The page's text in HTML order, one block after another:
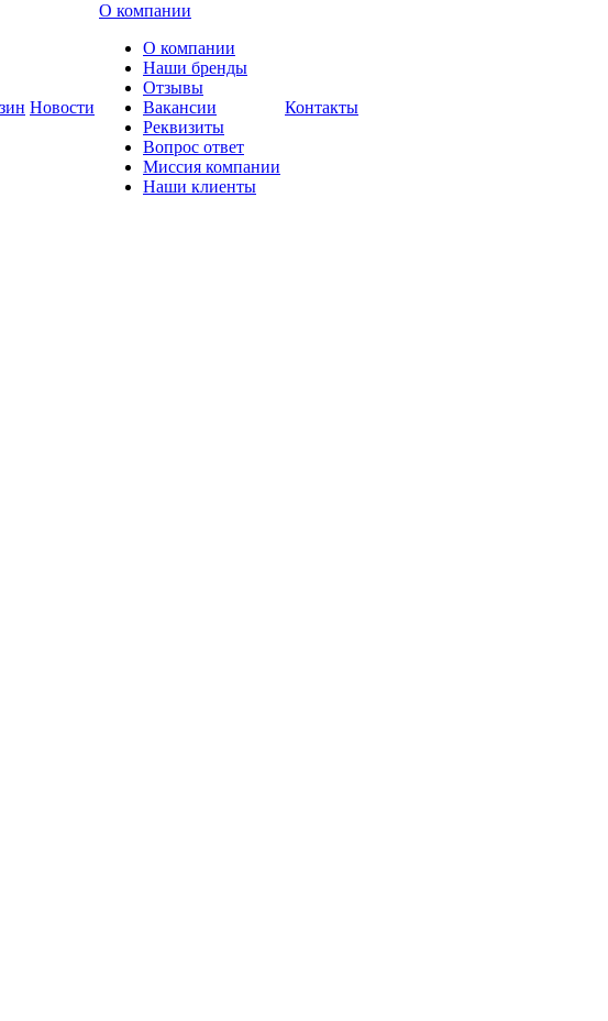
Новости
О компании
О компании
Наши бренды
Отзывы
Вакансии
Реквизиты
Вопрос ответ
Миссия компании
Наши клиенты
Контакты